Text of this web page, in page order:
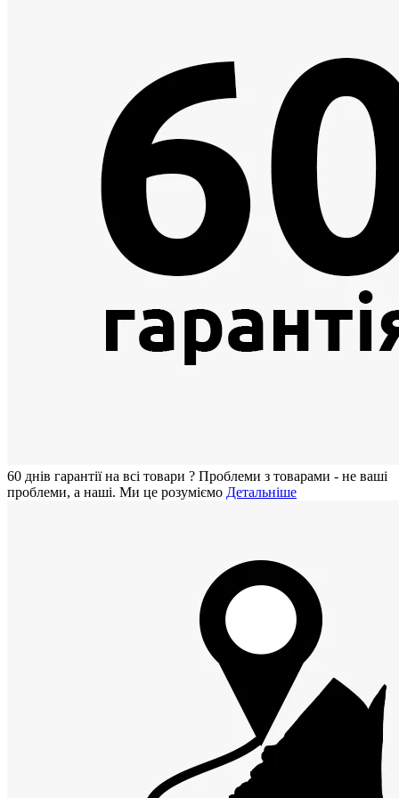
60 днiв гарантії на всi товари ? Проблеми з товарами - не ваші
проблеми, а наші. Ми це розуміємо Детальніше